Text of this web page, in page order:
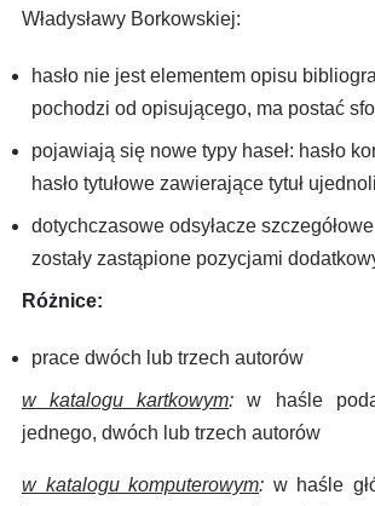
Władysławy Borkowskiej:
hasło nie jest elementem opisu
pochodzi od opisującego, ma postać
pojawiają się nowe typy haseł: hasło
hasło tytułowe zawierające tytuł
dotychczasowe odsyłacze
zostały zastąpione pozycjami
Różnice:
prace dwóch lub trzech autorów
w katalogu kartkowym:w haśle
jednego, dwóch lub trzech autorów
w katalogu komputerowym: w haśle